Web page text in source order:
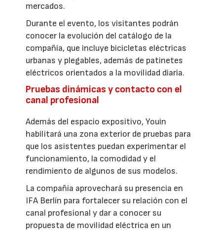
mercados.
Durante el evento, los visitantes podrán
conocer la evolución del catálogo de la
compañía, que incluye bicicletas eléctricas
urbanas y plegables, además de patinetes
eléctricos orientados a la movilidad diaria.
Pruebas dinámicas y contacto con el
canal profesional
Además del espacio expositivo, Youin
habilitará una zona exterior de pruebas para
que los asistentes puedan experimentar el
funcionamiento, la comodidad y el
rendimiento de algunos de sus modelos.
La compañía aprovechará su presencia en
IFA Berlín para fortalecer su relación con el
canal profesional y dar a conocer su
propuesta de movilidad eléctrica en un